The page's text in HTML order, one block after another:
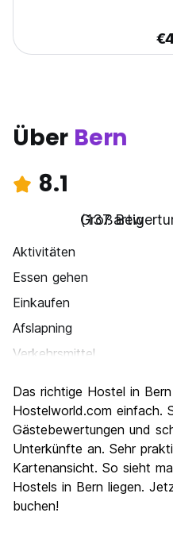
Über Bern
8.1
Großartig
(137
Aktivitäten
Essen gehen
Einkaufen
Afslapning
Verkehrsmittel
Kultur
Nachtleben / Party
Preis-Leistungsverhältnis
Das richtige Hostel in
Hostelworld.com einfach.
Gästebewertungen und
Unterkünfte an. Sehr
Kartenansicht. So sieht
Hostels in Bern liegen.
buchen!